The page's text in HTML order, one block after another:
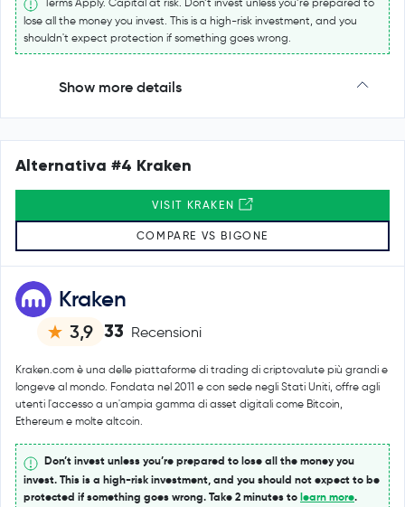
lose all the money you invest. This is a high-risk investment, and you
shouldn't expect protection if something goes wrong.
Show more details
Kraken
3,9 33 Recensioni
Kraken.com è una delle piattaforme di trading di criptovalute più grandi e
longeve al mondo. Fondata nel 2011 e con sede negli Stati Uniti, offre agli
utenti l'accesso a un'ampia gamma di asset digitali come Bitcoin,
Ethereum e molte altcoin.
Don’t invest unless you’re prepared to lose all the money you
invest. This is a high-risk investment, and you should not expect to be
protected if something goes wrong. Take 2 minutes to learn more.
Alternativa #4 Kraken
VISIT KRAKEN
COMPARE VS BIGONE